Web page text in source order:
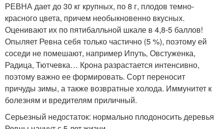
РЕВНА дает до 30 кг крупных, по 8 г, плодов темно-
красного цвета, причем необыкновенно вкусных.
Оценивают их по пятибалльной шкале в 4,8-5 баллов!
Опыляет Ревна себя только частично (5 %), поэтому ей
соседи не помешают, например Ипуть, Овстуженка,
Радица, Тютчевка… Крона разрастается интенсивно,
поэтому важно ее формировать. Сорт переносит
причуды зимы, а также возвратные холода. Иммунитет к
болезням и вредителям приличный.
Серьезный недостаток: нормально плодоносить деревья